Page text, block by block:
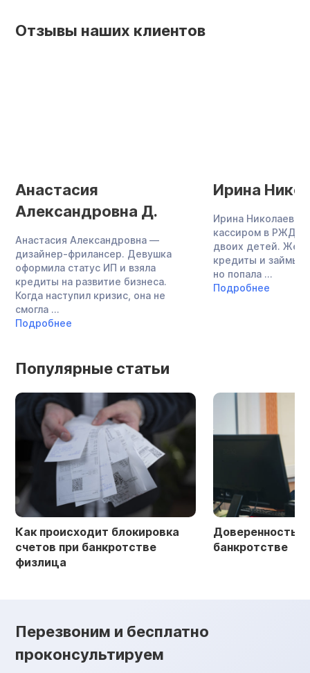
Отзывы наших клиентов
Анастасия
Александровна Д.
Анастасия Александровна —
дизайнер-фрилансер. Девушка
оформила статус ИП и взяла
кредиты на развитие бизнеса.
Когда наступил кризис, она не
смогла ...
Подробнее
Ирина
Ирина Николаевна
кассиром в РЖД,
двоих детей.
кредиты и займы
но попала ...
Подробнее
Популярные статьи
Как происходит блокировка
счетов при банкротстве
физлица
Доверенность
банкротстве
Перезвоним и бесплатно
проконсультируем